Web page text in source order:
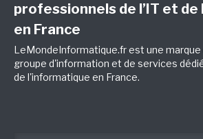
professionnels de l’IT et de
en France
LeMondeInformatique.fr est une marque
groupe d'information et de services
de l'informatique en France.